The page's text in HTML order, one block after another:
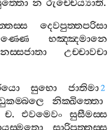
න රුච‍්චෙය්‍යාති.
දෙවපුත‍්තපරිසා
භඤ‍්ඤමානෙ
උච‍්චාවචා
සුභො ජාතිමා2
නික‍්ඛිත‍්තො
ච. එවමෙවං
සුසීමස‍්ස